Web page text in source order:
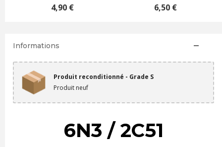
6,50 € 11,90 €
Informations
Produit reconditionné - Grade S
Produit neuf
6N3 / 2C51